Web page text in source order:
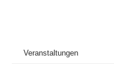
Veranstaltungen